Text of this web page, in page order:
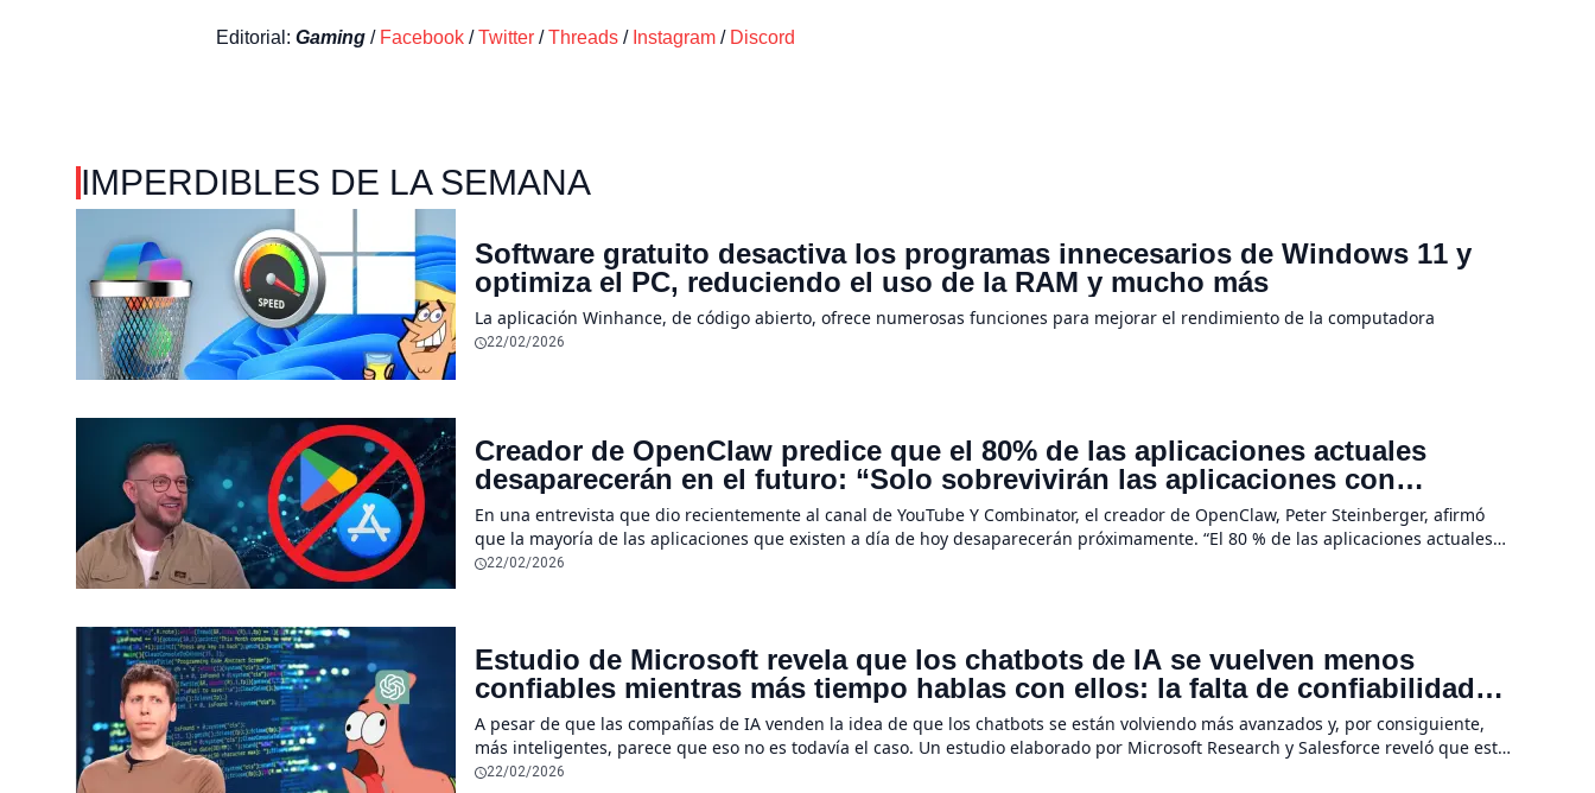
Editorial: Gaming / Facebook /Twitter /Threads / Instagram / Discord
IMPERDIBLES DE LA SEMANA
Software gratuito desactiva los programas innecesarios de Windows 11 y
optimiza el PC, reduciendo el uso de la RAM y mucho más
La aplicación Winhance, de código abierto, ofrece numerosas funciones para mejorar el rendimiento de la computadora
22/02/2026
Creador de OpenClaw predice que el 80% de las aplicaciones actuales
desaparecerán en el futuro: “Solo sobrevivirán las aplicaciones con
sensores únicos o conexiones especiales a hardware
En una entrevista que dio recientemente al canal de YouTube Y Combinator, el creador de OpenClaw, Peter Steinberger, afirmó
que la mayoría de las aplicaciones que existen a día de hoy desaparecerán próximamente. “El 80 % de las aplicaciones actuales
desaparecerán por completo”, declaró Steinberger, quien asegura que la revolución de la IA no se […]
22/02/2026
Estudio de Microsoft revela que los chatbots de IA se vuelven menos
confiables mientras más tiempo hablas con ellos: la falta de confiabilidad
sube un 112%
A pesar de que las compañías de IA venden la idea de que los chatbots se están volviendo más avanzados y, por consiguiente,
más inteligentes, parece que eso no es todavía el caso. Un estudio elaborado por Microsoft Research y Salesforce reveló que estas
herramientas a menudo se suelen “perder en la conversación” cuando sus tareas se […]
22/02/2026